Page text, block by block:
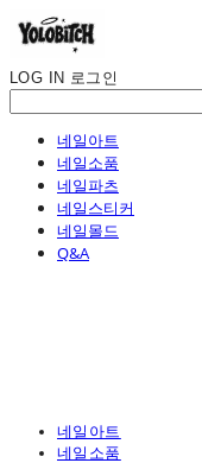
LOG IN 로그인
네일아트
네일소품
네일파츠
네일스티커
네일몰드
Q&A
네일아트
네일소품